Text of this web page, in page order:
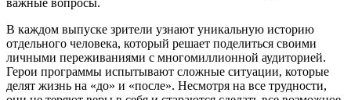
В каждом выпуске зрители узнают уникальную историю
отдельного человека, который решает поделиться своими
личными переживаниями с многомиллионной аудиторией.
Герои программы испытывают сложные ситуации, которые
делят жизнь на «до» и «после». Несмотря на все трудности,